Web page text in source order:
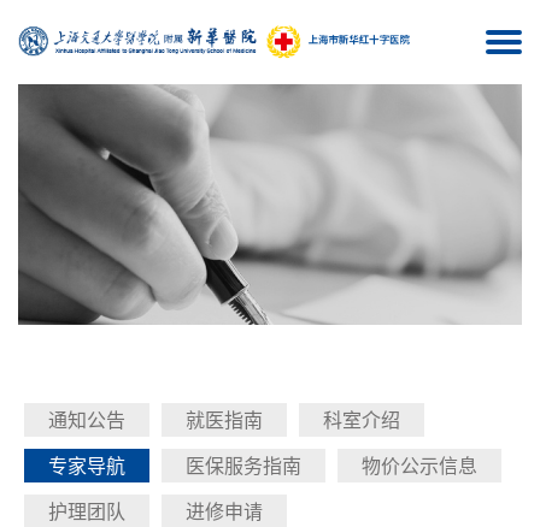
通知公告 就医指南
科室介绍
专家导航
医保服务指南
物价公示信息
护理团队
进修申请